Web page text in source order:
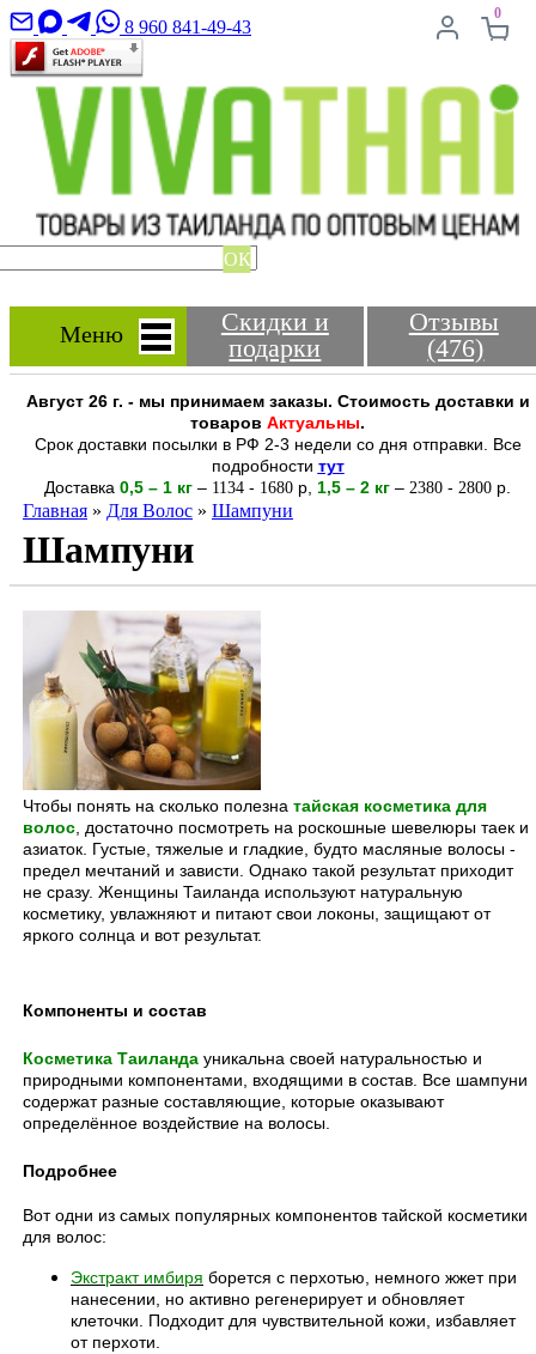
8 960 841-49-43
0
ОК
Меню
Скидки и
подарки
Отзывы
(476)
Август 26 г. - мы принимаем заказы. Стоимость доставки и
товаров Актуальны.
Срок доставки посылки в РФ 2-3 недели со дня отправки. Все
подробности тут
Доставка 0,5 – 1 кг – 1134 - 1680 р 1,5 – 2 кг – 2380 - 2800 р.
Главная » Для Волос » Шампуни
Шампуни
Чтобы понять на сколько полезна тайская косметика для
волос , достаточно посмотреть на роскошные шевелюры таек и
азиаток. Густые, тяжелые и гладкие, будто масляные волосы -
предел мечтаний и зависти. Однако такой результат приходит
не сразу. Женщины Таиланда используют натуральную
косметику, увлажняют и питают свои локоны, защищают от
яркого солнца и вот результат.
Компоненты и состав
Косметика Таиланда уникальна своей натуральностью и
природными компонентами, входящими в состав. Все шампуни
содержат разные составляющие, которые оказывают
определённое воздействие на волосы.
Подробнее
Вот одни из самых популярных компонентов тайской косметики
для волос:
Экстракт имбиря борется с перхотью, немного жжет при
нанесении, но активно регенерирует и обновляет
клеточки. Подходит для чувствительной кожи, избавляет
от перхоти.